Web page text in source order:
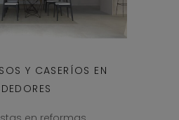
Y CASERÍOS EN